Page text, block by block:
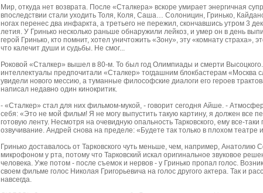
Мир, откуда нет возврата. После «Сталкера» вскоре умирает энергичная
впоследствии стали уходить Толя, Коля, Саша… Солоницин, Гринько,
ногах перенес два инфаркта, а третьего не пережил, скончавшись утром 3
летия. У Гринько несколько раньше обнаружили лейкоз, и умер он в день
герой Гринько, кто помнит, хотел уничтожить «Зону», эту «комнату страха»,
что калечит души и судьбы. Не смог...
Роковой «Сталкер» вышел в 80-м. То был год Олимпиады и смерти
интеллектуалы предпочитали «Сталкер» тогдашним блокбастерам «Москва
увидели нового мессию, а туманные философские диалоги его героев
написал недавно один кинокритик.
- «Сталкер» стал для них фильмом-мукой, - говорит сегодня Айше. -
себя: «Это не мой фильм! Я не могу выпустить такую картину, я должен все
готовую ленту. Несмотря на очевидную опальность Тарковского, ему все-
озвучивание. Андрей снова на пределе: «Будете так только в плохом театре
Гринько доставалось от Тарковского чуть меньше, чем, например, Анатолию
микрофоном у рта, потому что Тарковский искал оригинальное звуковое
человека. Уже потом - после съемок и нервов - у Гринько пропал голос.
своем фильме голос Николая Григорьевича на голос другого актера. Так и
навсегда.